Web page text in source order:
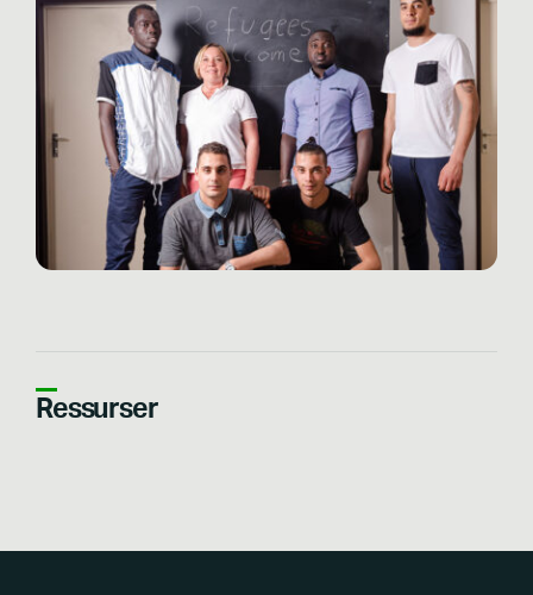
Ressurser